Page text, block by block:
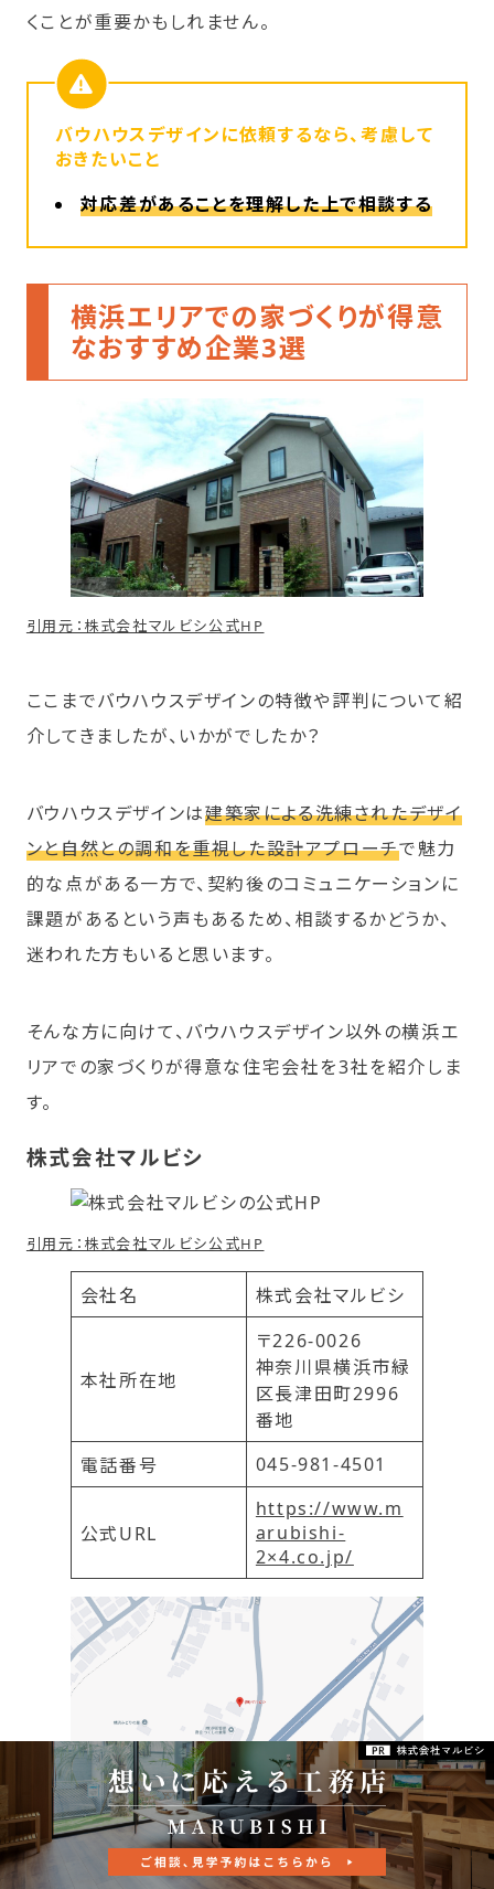
くことが重要かもしれません。
バウハウスデザインに依頼するなら、考慮して
おきたいこと
対応差があることを理解した上で相談する
横浜エリアでの家づくりが得意
なおすすめ企業3選
引用元：株式会社マルビシ公式HP
ここまでバウハウスデザインの特徴や評判について紹
介してきましたが、いかがでしたか？
バウハウスデザインは建築家による洗練されたデザイ
ンと自然との調和を重視した設計アプローチで魅力
的な点がある一方で、契約後のコミュニケーションに
課題があるという声もあるため、相談するかどうか、
迷われた方もいると思います。
そんな方に向けて、バウハウスデザイン以外の横浜エ
リアでの家づくりが得意な住宅会社を3社を紹介しま
す。
株式会社マルビシ
引用元：株式会社マルビシ公式HP
会社名 株式会社マルビシ
本社所在地
〒226-0026
神奈川県横浜市緑
区長津田町2996
番地
電話番号
045-981-4501
公式URL
https://www.m
arubishi-
2×4.co.jp/
引用元：Googleマップ
株式会社マルビシは、1972年の創業からツーバイフ